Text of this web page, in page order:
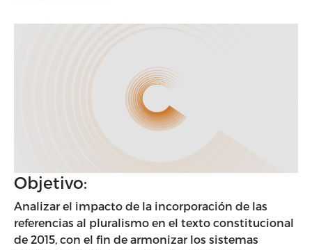
Objetivo:
Analizar el impacto de la incorporación de las
referencias al pluralismo en el texto constitucional
de 2015, con el fin de armonizar los sistemas